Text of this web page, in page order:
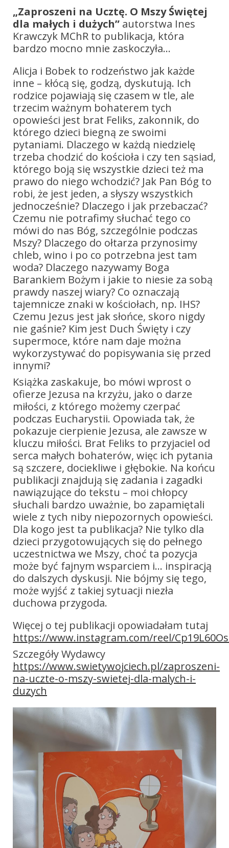
„Zaproszeni na Ucztę. O Mszy Świętej
dla małych i dużych” autorstwa Ines
Krawczyk MChR to publikacja, która
bardzo mocno mnie zaskoczyła…
Alicja i Bobek to rodzeństwo jak każde
inne – kłócą się, godzą, dyskutują. Ich
rodzice pojawiają się czasem w tle, ale
trzecim ważnym bohaterem tych
opowieści jest brat Feliks, zakonnik, do
którego dzieci biegną ze swoimi
pytaniami. Dlaczego w każdą niedzielę
trzeba chodzić do kościoła i czy ten sąsiad,
którego boją się wszystkie dzieci też ma
prawo do niego wchodzić? Jak Pan Bóg to
robi, że jest jeden, a słyszy wszystkich
jednocześnie? Dlaczego i jak przebaczać?
Czemu nie potrafimy słuchać tego co
mówi do nas Bóg, szczególnie podczas
Mszy? Dlaczego do ołtarza przynosimy
chleb, wino i po co potrzebna jest tam
woda? Dlaczego nazywamy Boga
Barankiem Bożym i jakie to niesie za sobą
prawdy naszej wiary? Co oznaczają
tajemnicze znaki w kościołach, np. IHS?
Czemu Jezus jest jak słońce, skoro nigdy
nie gaśnie? Kim jest Duch Święty i czy
supermoce, które nam daje można
wykorzystywać do popisywania się przed
innymi?
Książka zaskakuje, bo mówi wprost o
ofierze Jezusa na krzyżu, jako o darze
miłości, z którego możemy czerpać
podczas Eucharystii. Opowiada tak, że
pokazuje cierpienie Jezusa, ale zawsze w
kluczu miłości. Brat Feliks to przyjaciel od
serca małych bohaterów, więc ich pytania
są szczere, dociekliwe i głębokie. Na końcu
publikacji znajdują się zadania i zagadki
nawiązujące do tekstu – moi chłopcy
słuchali bardzo uważnie, bo zapamiętali
wiele z tych niby niepozornych opowieści.
Dla kogo jest ta publikacja? Nie tylko dla
dzieci przygotowujących się do pełnego
uczestnictwa we Mszy, choć ta pozycja
może być fajnym wsparciem i… inspiracją
do dalszych dyskusji. Nie bójmy się tego,
może wyjść z takiej sytuacji niezła
duchowa przygoda.
Więcej o tej publikacji opowiadałam tutaj
https://www.instagram.com/reel/
Szczegóły Wydawcy
https://www.swietywojciech.pl/zaproszeni-
na-uczte-o-mszy-swietej-dla-malych-i-
duzych